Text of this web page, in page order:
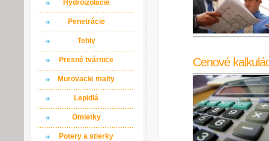
Hydroizolácie
Penetrácie
Tehly
Presné tvárnice
Murovacie malty
Lepidlá
Omietky
Potery a stierky
Cenové